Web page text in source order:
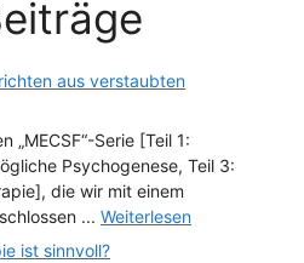
aus verstaubten
„MECSF“-Serie [Teil 1:
Psychogenese, Teil 3:
die wir mit einem
... Weiterlesen
ist sinnvoll?